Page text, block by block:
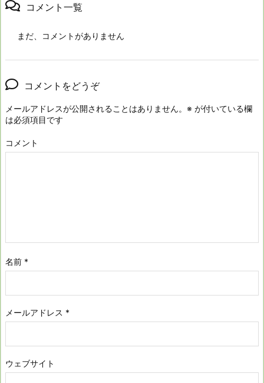
コメント一覧
まだ、コメントがありません
コメントをどうぞ
メールアドレスが公開されることはありません。 ※ が付いている欄
は必須項目です
コメント
名前 *
メールアドレス *
ウェブサイト